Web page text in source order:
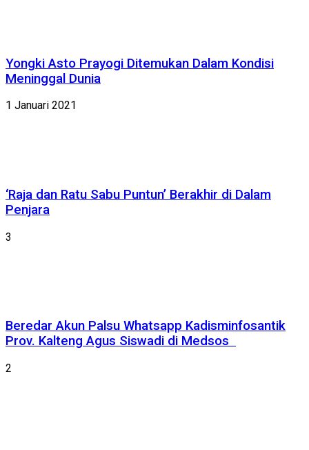
Yongki Asto Prayogi Ditemukan Dalam Kondisi
Meninggal Dunia
1 Januari 2021
‘Raja dan Ratu Sabu Puntun’ Berakhir di Dalam
Penjara
3
Beredar Akun Palsu Whatsapp Kadisminfosantik
Prov. Kalteng Agus Siswadi di Medsos
2